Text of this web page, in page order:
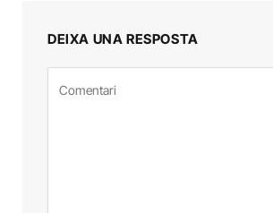
DEIXA UNA RESPOSTA